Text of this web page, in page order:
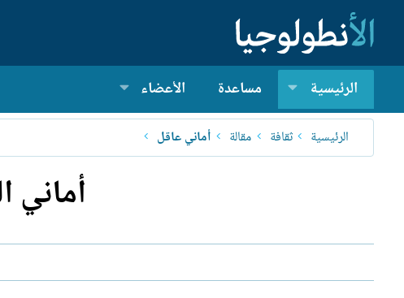
الرئيسية مساعدة الأعضاء
الرئيسية ثقافة مقالة أماني عاقل
أماني